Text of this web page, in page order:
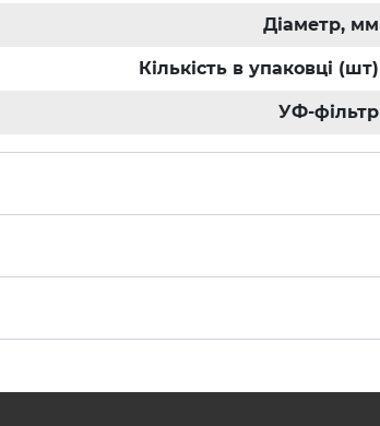
Діаметр, мм
Кількість в упаковці (шт)
УФ-фільтр